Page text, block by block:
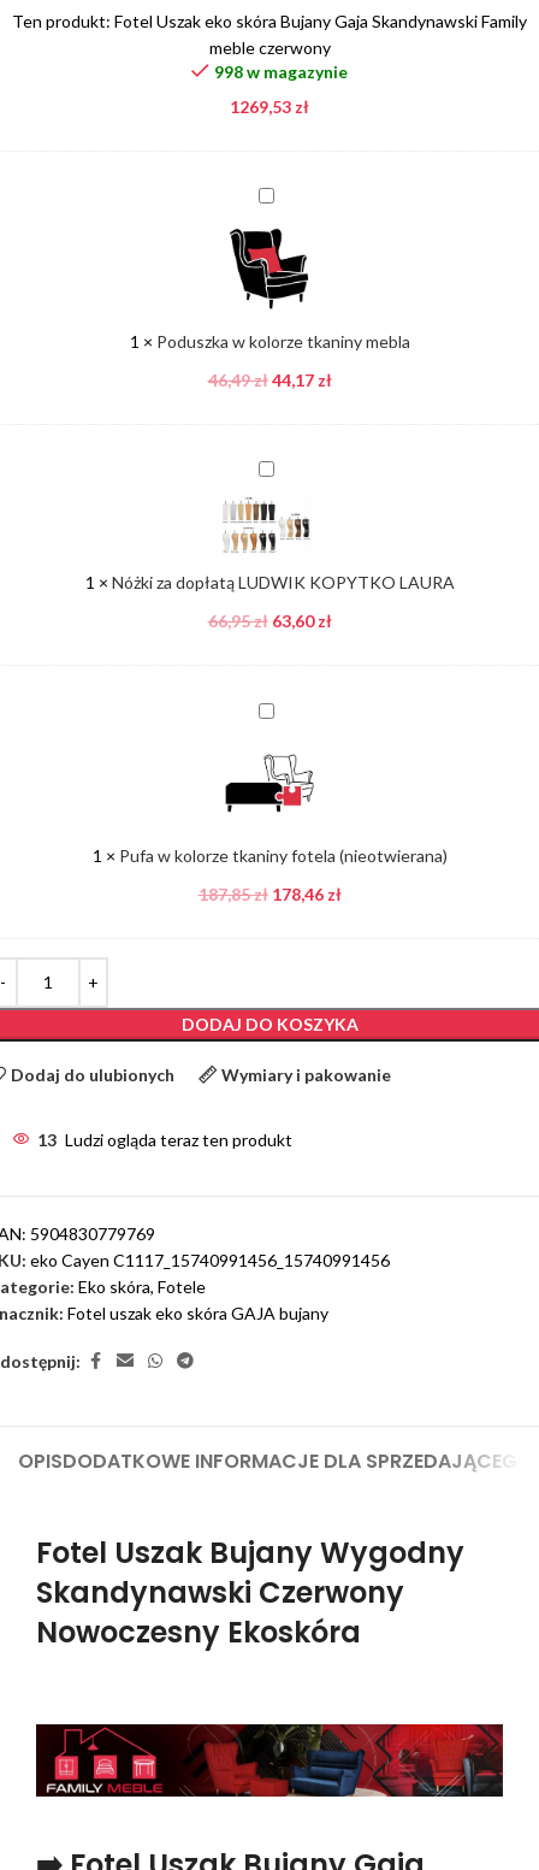
Skandynawski
Family
meble
czerwony
Ten produkt: Fotel Uszak eko skóra Bujany Gaja Skandynawski Family
meble czerwony
998 w magazynie
1269,53 zł
Poduszka
kolorze
tkaniny
mebla
1 × Poduszka w kolorze tkaniny mebla
46,49zł 44,17 zł
Nóżki
dopłatą
LUDWIK
KOPYTKO
1 × Nóżki za dopłatą LUDWIK KOPYTKO LAURA
66,95zł 63,60zł
Pufa
kolorze
tkaniny
fotela
1 × Pufa w kolorze tkaniny fotela (nieotwierana)
187,85zł 178,46 zł
DODAJ DO KOSZYKA
Dodaj do ulubionych Wymiary i pakowanie
13 Ludzi ogląda teraz ten produkt
5904830779769
eko Cayen C1117_15740991456_15740991456
Eko skóra, Fotele
Fotel uszak eko skóra GAJA bujany
OPISDODATKOWE INFORMACJE DLA SPRZEDAJĄCEGO
Fotel Uszak Bujany Wygodny
Skandynawski Czerwony
Nowoczesny Ekoskóra